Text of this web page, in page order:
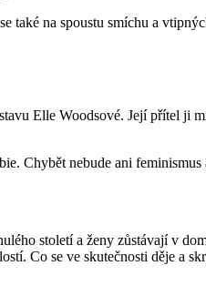
také na spoustu smíchu a
Elle Woodsové. Její přítel ji
Chybět nebude ani feminismus
století a ženy zůstávají v
Co se ve skutečnosti děje a